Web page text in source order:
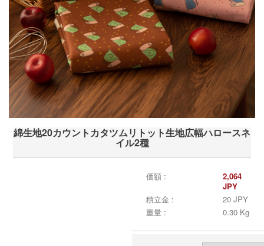
綿生地20カウントカタツムリトット生地広幅ハロースネ
イル2種
価額 :
2,064
JPY
積立金 :
20 JPY
重量 :
0.30 Kg